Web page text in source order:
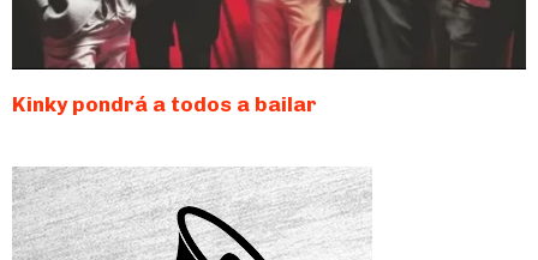
Kinky pondrá a todos a bailar